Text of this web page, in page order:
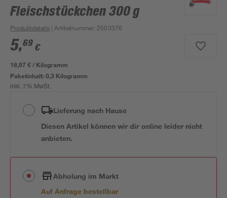
Fleischstückchen 300 g
Produktdetails | Artikelnummer: 2503376
5,69 €
18,97 € / Kilogramm
Paketinhalt:0,3 Kilogramm
inkl. 7% MwSt.
Lieferung nach Hause
Diesen Artikel können wir dir online leider nicht
anbieten.
Abholung im Markt
Auf Anfrage bestellbar